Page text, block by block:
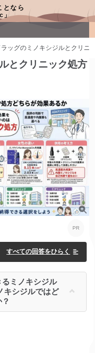
となら
」
ッグのミノキシジルとクリニ
とクリニック処方
すべての回答をひらく
ミノキシジル
キシジルではど